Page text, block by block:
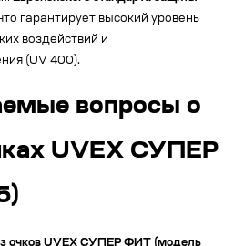
гарантирует высокий уровень
воздействий и
(UV 400).
вопросы о
UVEX СУПЕР
очков UVEX СУПЕР ФИТ (модель